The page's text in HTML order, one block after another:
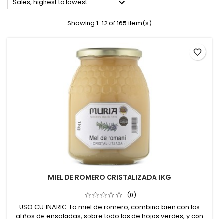
Sales, highest to lowest 
Showing 1-12 of 165 item(s)
MIEL DE ROMERO CRISTALIZADA 1KG
(0)
USO CULINARIO: La miel de romero, combina bien con los
aliños de ensaladas, sobre todo las de hojas verdes, y con
favorite_border